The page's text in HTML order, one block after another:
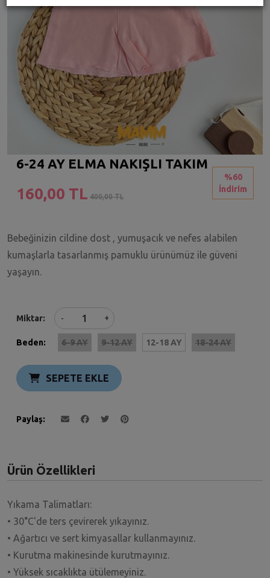
6-24 AY ELMA NAKIŞLI TAKIM
%60
İndirim
160,00 TL 400,00 TL
Bebeğinizin cildine dost , yumuşacık ve nefes alabilen
kumaşlarla tasarlanmış pamuklu ürünümüz ile güveni
yaşayın.
Miktar - +
Beden: 6-9 AY 9-12 AY 12-18 AY 18-24 AY
SEPETE EKLE
Paylaş
Ürün Özellikleri
Yıkama Talimatları:
• 30°C'de ters çevirerek yıkayınız.
• Ağartıcı ve sert kimyasallar kullanmayınız.
• Kurutma makinesinde kurutmayınız.
• Yüksek sıcaklıkta ütülemeyiniz.